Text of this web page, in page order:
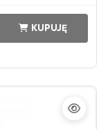
KUPUJĘ